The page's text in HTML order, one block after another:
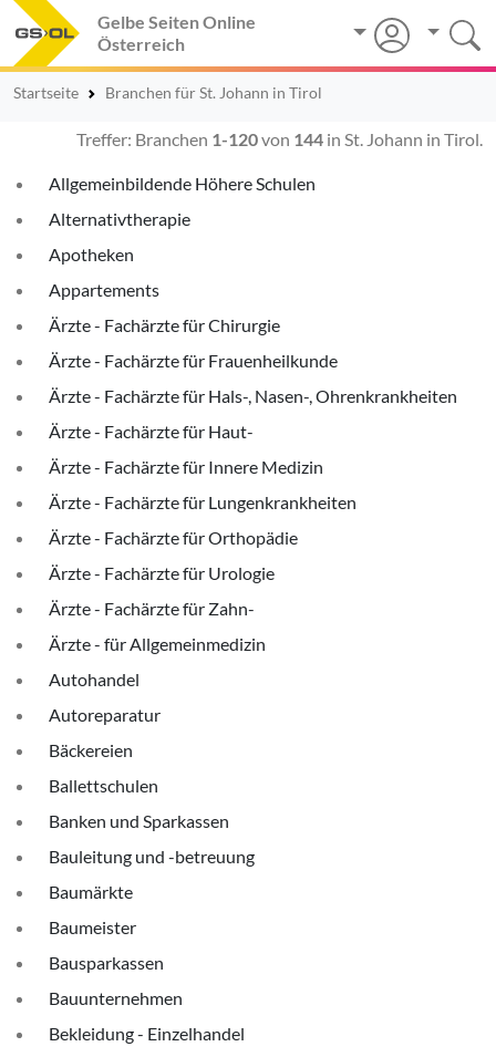
Gelbe Seiten Online
Österreich
Startseite Branchen für St. Johann in Tirol
Treffer: Branchen 1-120von 144 in St. Johann in Tirol.
Allgemeinbildende Höhere Schulen
Alternativtherapie
Apotheken
Appartements
Ärzte - Fachärzte für Chirurgie
Ärzte - Fachärzte für Frauenheilkunde
Ärzte - Fachärzte für Hals-, Nasen-, Ohrenkrankheiten
Ärzte - Fachärzte für Haut-
Ärzte - Fachärzte für Innere Medizin
Ärzte - Fachärzte für Lungenkrankheiten
Ärzte - Fachärzte für Orthopädie
Ärzte - Fachärzte für Urologie
Ärzte - Fachärzte für Zahn-
Ärzte - für Allgemeinmedizin
Autohandel
Autoreparatur
Bäckereien
Ballettschulen
Banken und Sparkassen
Bauleitung und -betreuung
Baumärkte
Baumeister
Bausparkassen
Bauunternehmen
Bekleidung - Einzelhandel